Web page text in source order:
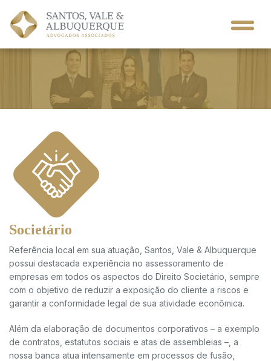
Societário
Referência local em sua atuação, Santos, Vale & Albuquerque
possui destacada experiência no assessoramento de
empresas em todos os aspectos do Direito Societário, sempre
com o objetivo de reduzir a exposição do cliente a riscos e
garantir a conformidade legal de sua atividade econômica.
Além da elaboração de documentos corporativos – a exemplo
de contratos, estatutos sociais e atas de assembleias –, a
nossa banca atua intensamente em processos de fusão,